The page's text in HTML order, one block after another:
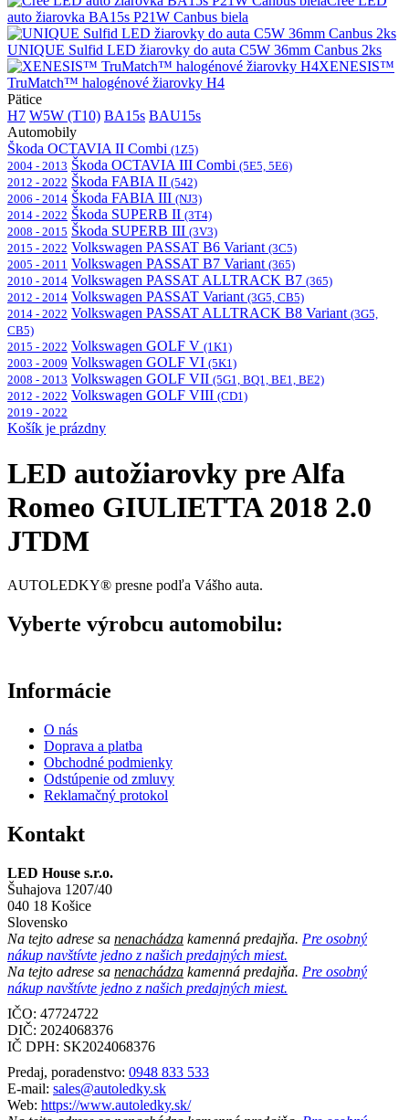
auto žiarovka BA15s P21W Canbus biela
UNIQUE Sulfid LED žiarovky do auta C5W 36mm Canbus 2ks
XENESIS™
TruMatch™ halogénové žiarovky H4
Pätice
H7 W5W (T10) BA15s BAU15s
Automobily
Škoda OCTAVIA II Combi (1Z5)
2004 - 2013 Škoda OCTAVIA III Combi (5E5, 5E6)
2012 - 2022 Škoda FABIA II (542)
2006 - 2014 Škoda FABIA III (NJ3)
2014 - 2022 Škoda SUPERB II (3T4)
2008 - 2015 Škoda SUPERB III (3V3)
2015 - 2022 Volkswagen PASSAT B6 Variant (3C5)
2005 - 2011 Volkswagen PASSAT B7 Variant (365)
2010 - 2014 Volkswagen PASSAT ALLTRACK B7 (365)
2012 - 2014 Volkswagen PASSAT Variant (3G5, CB5)
2014 - 2022 Volkswagen PASSAT ALLTRACK B8 Variant (3G5,
CB5)
2015 - 2022 Volkswagen GOLF V (1K1)
2003 - 2009 Volkswagen GOLF VI (5K1)
2008 - 2013 Volkswagen GOLF VII (5G1, BQ1, BE1, BE2)
2012 - 2022 Volkswagen GOLF VIII (CD1)
2019 - 2022
Košík je prázdny
LED autožiarovky pre Alfa
Romeo GIULIETTA 2018 2.0
JTDM
AUTOLEDKY® presne podľa Vášho auta.
Vyberte výrobcu automobilu:
Informácie
O nás
Doprava a platba
Obchodné podmienky
Odstúpenie od zmluvy
Reklamačný protokol
Kontakt
LED House s.r.o.
Šuhajova 1207/40
040 18 Košice
Slovensko
Na tejto adrese sa nenachádza kamenná predajňa. Pre osobný
nákup navštívte jedno z našich predajných miest.
Na tejto adrese sa nenachádza kamenná predajňa. Pre osobný
nákup navštívte jedno z našich predajných miest.
IČO: 47724722
DIČ: 2024068376
IČ DPH: SK2024068376
Predaj, poradenstvo: 0948 833 533
E-mail: sales@autoledky.sk
Web: https://www.autoledky.sk/